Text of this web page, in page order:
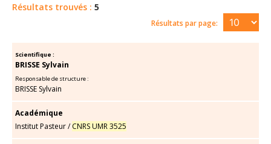
Résultats trouvés : 5
Résultats par page:
Scientifique :
BRISSE Sylvain
Responsable de structure :
BRISSE Sylvain
Académique
Institut Pasteur/CNRS UMR 3525